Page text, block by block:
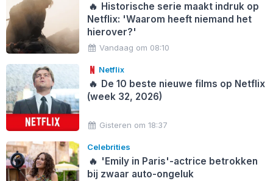
🔥 Historische serie maakt indruk op
Netflix: 'Waarom heeft niemand het
hierover?'
Vandaag om 08:10
Netflix
🔥 De 10 beste nieuwe films op Netflix
(week 32, 2026)
Gisteren om 18:37
Celebrities
🔥 'Emily in Paris'-actrice betrokken
bij zwaar auto-ongeluk